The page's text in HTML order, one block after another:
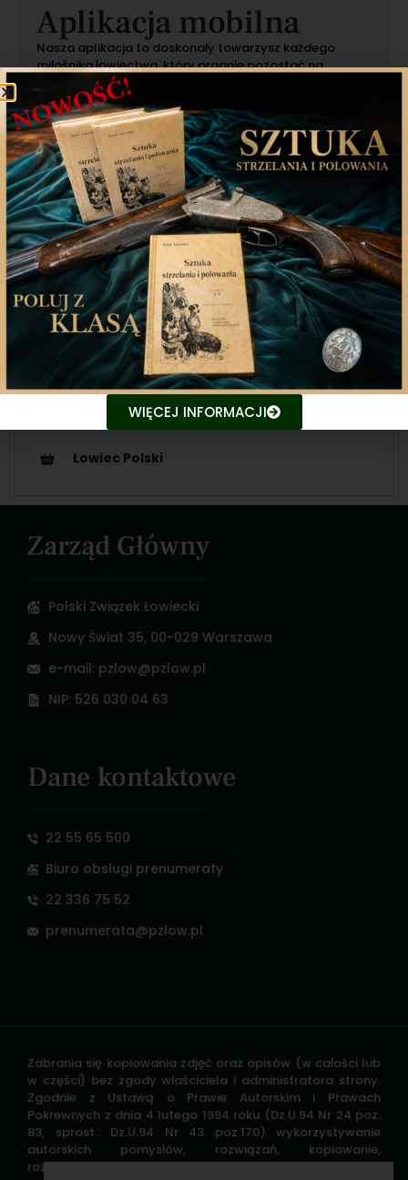
Aplikacja mobilna
Nasza aplikacja to doskonały towarzysz każdego
miłośnika łowiectwa, który pragnie pozostać na
bieżąco z najnowszymi treściami związanych stron.
Śledź aktualne wydarzenia
Udostępniaj treści znajomym
Nasze inicjatywy
Ubezpieczenia
Ogłoszenia
Dołącz do nas!
Łowiec Polski
Zarząd Główny
Polski Związek Łowiecki
Nowy Świat 35, 00-029 Warszawa
e-mail: pzlow@pzlow.pl
NIP: 526 030 04 63
Dane kontaktowe
22 55 65 500
Biuro obsługi prenumeraty
22 336 75 52
prenumerata@pzlow.pl
Zabrania się kopiowania zdjęć oraz opisów (w całości lub
w części) bez zgody właściciela i administratora strony.
Zgodnie z Ustawą o Prawie Autorskim i Prawach
Pokrewnych z dnia 4 lutego 1994 roku (Dz.U.94 Nr 24 poz.
83, sprost.: Dz.U.94 Nr 43 poz.170) wykorzystywanie
autorskich pomysłów, rozwiązań, kopiowanie,
rozpowszechnianie zdjęć, fragmentów grafiki, tekstów
WIĘCEJ INFORMACJI